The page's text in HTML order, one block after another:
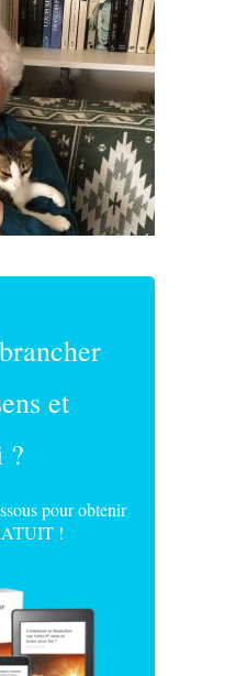
et
?
pour obtenir
!